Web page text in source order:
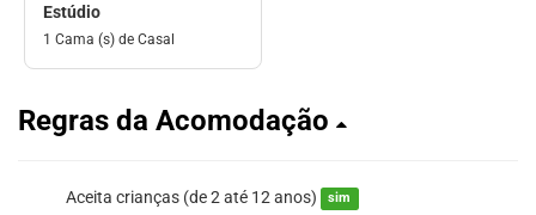
Estúdio
1 Cama (s) de Casal
Regras da Acomodação
Aceita crianças (de 2 até 12 anos) sim